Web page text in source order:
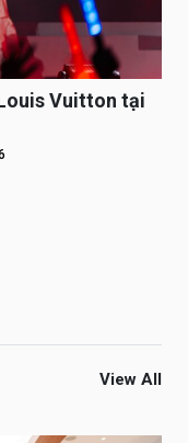
Vuitton tại
View All